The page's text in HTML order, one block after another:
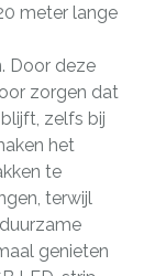
meter lange
Door deze
zorgen dat
zelfs bij
het
te
terwijl
genieten